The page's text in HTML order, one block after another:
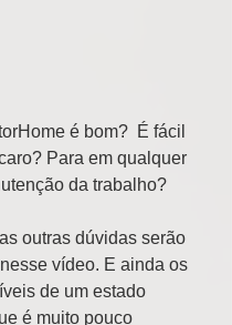
é bom?  É fácil
Para em qualquer
da trabalho?
outras dúvidas serão
vídeo. E ainda os
de um estado
é muito pouco